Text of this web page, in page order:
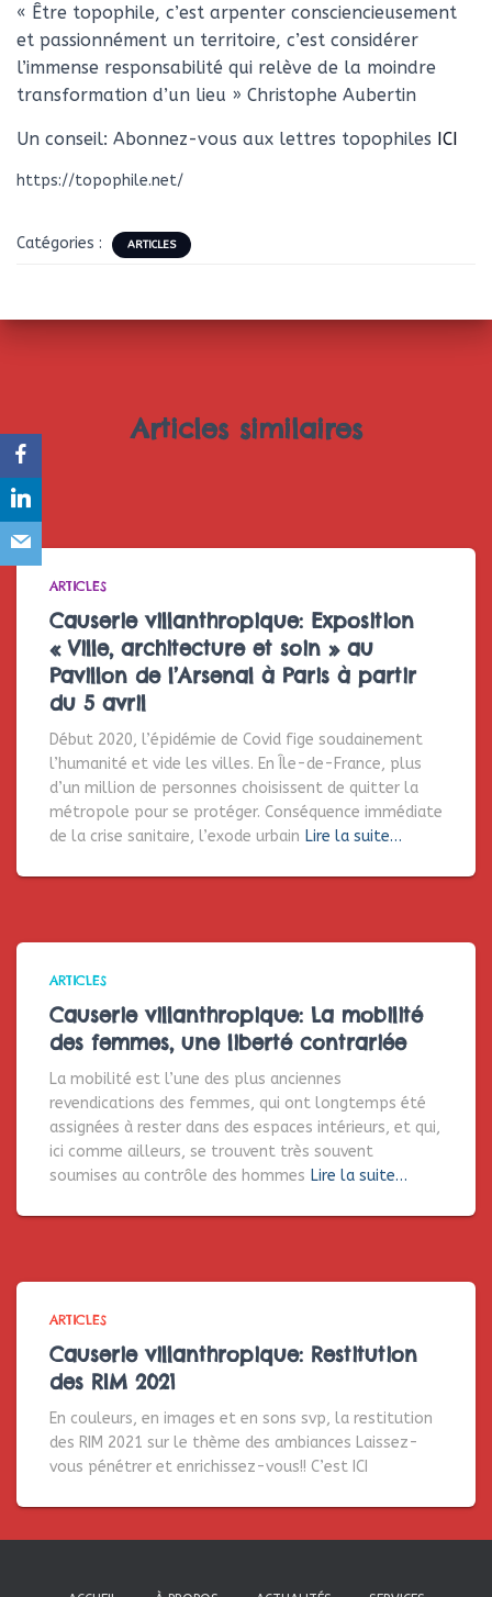
« Être topophile, c’est arpenter consciencieusement
et passionnément un territoire, c’est considérer
l’immense responsabilité qui relève de la moindre
transformation d’un lieu » Christophe Aubertin
Un conseil: Abonnez-vous aux lettres topophiles ICI
https://topophile.net/
Catégories : ARTICLES
Articles similaires
ARTICLES
Causerie villanthropique: Exposition
« Ville, architecture et soin » au
Pavillon de l’Arsenal à Paris à partir
du 5 avril
Début 2020, l’épidémie de Covid fige soudainement
l’humanité et vide les villes. En Île-de-France, plus
d’un million de personnes choisissent de quitter la
métropole pour se protéger. Conséquence immédiate
de la crise sanitaire, l’exode urbain Lire la suite…
ARTICLES
Causerie villanthropique: La mobilité
des femmes, une liberté contrariée
La mobilité est l’une des plus anciennes
revendications des femmes, qui ont longtemps été
assignées à rester dans des espaces intérieurs, et qui,
ici comme ailleurs, se trouvent très souvent
soumises au contrôle des hommes Lire la suite…
ARTICLES
Causerie villanthropique: Restitution
des RIM 2021
En couleurs, en images et en sons svp, la restitution
des RIM 2021 sur le thème des ambiances Laissez-
vous pénétrer et enrichissez-vous!! C’est ICI